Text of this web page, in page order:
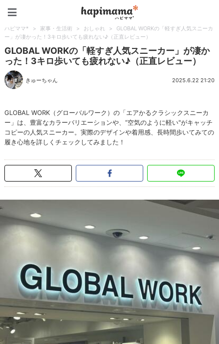
ハピママ* > 家事・生活術 > おしゃれ >
GLOBAL WORKの「軽すぎ人気スニーカ
ー」が凄かった！3キロ歩いても疲れない♪（正直レビュー）
GLOBAL WORKの「軽すぎ人気スニーカー」が凄か
った！3キロ歩いても疲れない♪（正直レビュー）
きゅーちゃん 2025.6.22 21:20
GLOBAL WORK（グローバルワーク）の「エアかるクラシックスニーカ
ー」は、豊富なカラーバリエーションや、“空気のように軽い"がキャッチ
コピーの人気スニーカー。実際のデザインや着用感、長時間歩いてみての
履き心地を詳しくチェックしてみました！